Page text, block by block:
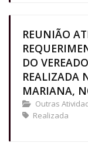
REUNIÃO
DO
REALIZADA
MARIANA,
Outras
Realizada